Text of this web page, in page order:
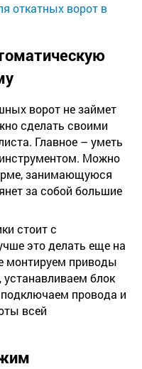
откатных ворот в
ворот не займет
сделать своими
Главное – уметь
Можно
занимающуюся
за собой большие
стоит с
это делать еще на
монтируем приводы
блок
подключаем провода и
всей